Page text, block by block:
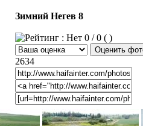
Зимний Негев 8
0 / 0 ( )
2634